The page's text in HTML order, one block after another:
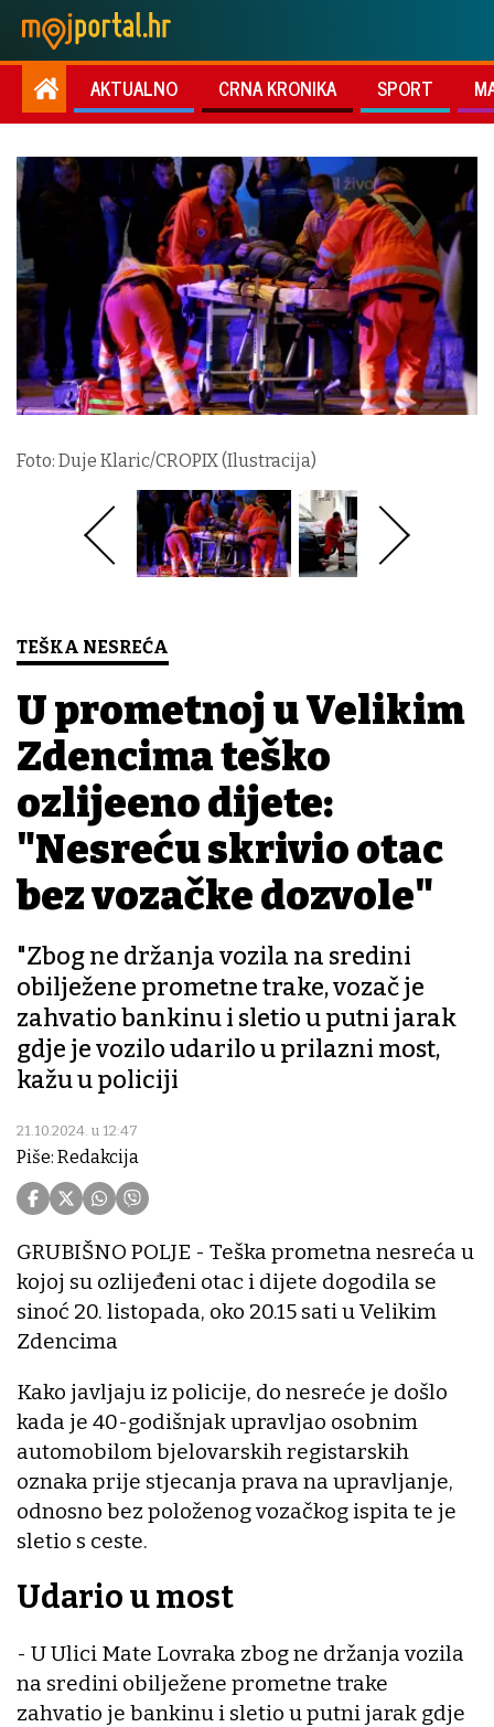
AKTUALNO CRNA KRONIKA SPORT
Foto: Duje Klaric/CROPIX (Ilustracija)
TEŠKA NESREĆA
U prometnoj u Velikim
Zdencima teško
ozlijeđeno dijete:
"Nesreću skrivio otac
bez vozačke dozvole"
"Zbog ne držanja vozila na sredini
obilježene prometne trake, vozač je
zahvatio bankinu i sletio u putni jarak
gdje je vozilo udarilo u prilazni most,
kažu u policiji
21.10.2024. u 12:47
Piše: Redakcija
GRUBIŠNO POLJE - Teška prometna nesreća u
kojoj su ozlijeđeni otac i dijete dogodila se
sinoć 20. listopada, oko 20.15 sati u Velikim
Zdencima
Kako javljaju iz policije, do nesreće je došlo
kada je 40-godišnjak upravljao osobnim
automobilom bjelovarskih registarskih
oznaka prije stjecanja prava na upravljanje,
odnosno bez položenog vozačkog ispita te je
sletio s ceste.
Udario u most
- U Ulici Mate Lovraka zbog ne držanja vozila
na sredini obilježene prometne trake
zahvatio je bankinu i sletio u putni jarak gdje